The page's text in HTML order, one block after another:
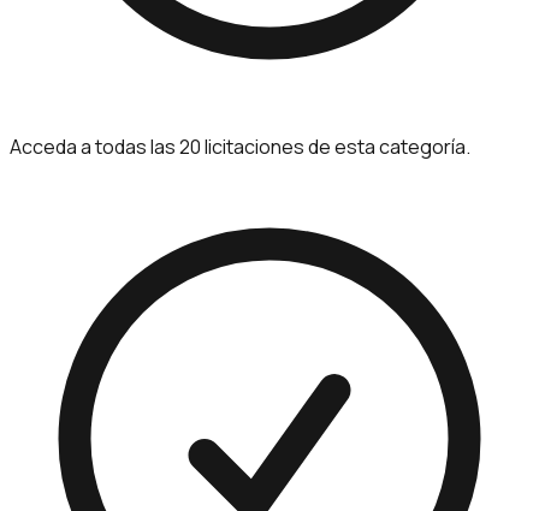
Acceda a todas las 20 licitaciones de esta categoría.